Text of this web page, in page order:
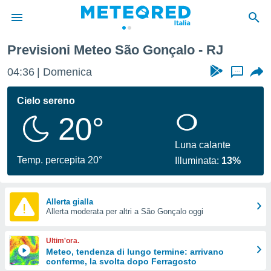
di
per
le
di
Web
le
Previsioni Meteo São Gonçalo - RJ
04:36 Domenica ...
Cielo sereno
20°
Temp. percepita 20°
Luna calante
Illuminata: 13%
Allerta gialla
Allerta moderata per altri a São Gonçalo oggi
Ultim'ora.
Meteo, tendenza di lungo termine: arrivano
conferme, la svolta dopo Ferragosto